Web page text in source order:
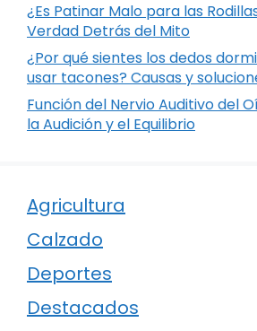
¿Es Patinar Malo para las
Verdad Detrás del Mito
¿Por qué sientes los dedos
usar tacones? Causas y
Función del Nervio Auditivo del
la Audición y el Equilibrio
Agricultura
Calzado
Deportes
Destacados